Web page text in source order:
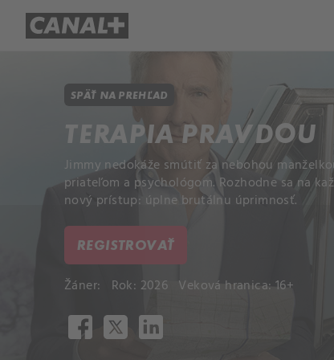
SPÄŤ NA PREHĽAD
TERAPIA PRAVDOU
Jimmy nedokáže smútiť za nebohou
priateľom a psychológom. Rozhodne sa na
nový prístup: úplne brutálnu úprimnosť.
REGISTROVAŤ
Žáner: Rok: 2026 Veková hranica: 16+